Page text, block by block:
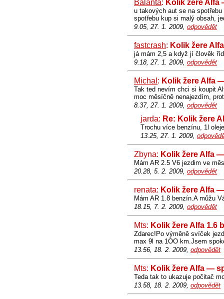
Balanta: Kolik žere
u takových aut se na
spotřebu kup si malý obsah,
9.05, 27. 1. 2009, odpovědět
fastcrash: Kolik žere
já mám 2,5 a když jí člověk
9.18, 27. 1. 2009, odpovědět
Michal : Kolik žere Alfa
Tak ted nevím chci si koupit
moc měsíčně nenajezdím,
8.37, 27. 1. 2009, odpovědět
jarda: Re: Kolik žere
Trochu více benzínu, 1l
13.25, 27. 1. 2009,
Zbyna: Kolik žere Alfa
Mám AR 2.5 V6 jezdim ve
20.28, 5. 2. 2009, odpovědět
renata: Kolik žere Alfa
Mám AR 1.8 benzín.A můžu
18.15, 7. 2. 2009, odpovědět
Mts: Kolik žere Alfa 1.6
Zdarec!Po výměně svíček
max 9l na 1OO km.Jsem
13.56, 18. 2. 2009, odpovědět
Mts: Kolik žere Alfa —
Teda tak to ukazuje počitač
13.58, 18. 2. 2009, odpovědět